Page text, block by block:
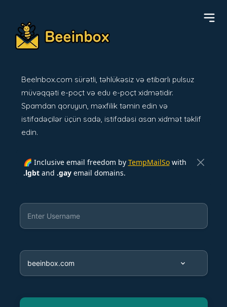
BeeInbox.com sürətli, təhlükəsiz və etibarlı pulsuz
müvəqqəti e-poçt və edu e-poçt xidmətidir.
Spamdan qoruyun, məxfilik təmin edin və
istifadəçilər üçün sadə, istifadəsi asan xidmət təklif
edin.
🌈 Inclusive email freedom by TempMailSowith
.lgbtand .gayemail domains.